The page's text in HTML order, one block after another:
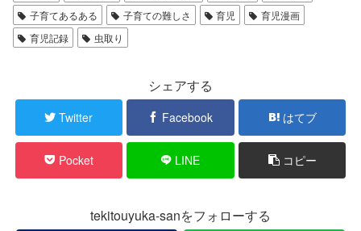
子育てあるある
子育ての難しさ 育児
育児漫画
育児記録
虫取り
シェアする
Twitter Facebook はてブ
Pocket LINE コピー
tekitouyuka-sanをフォローする